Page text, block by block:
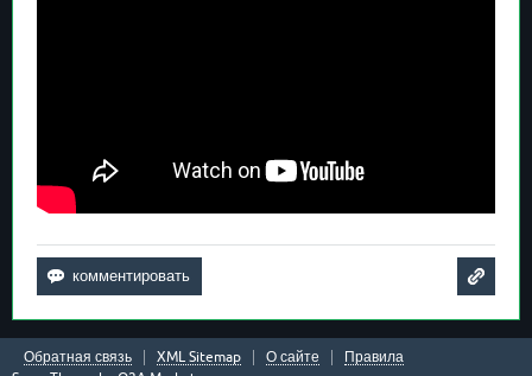
Обратная связь XML Sitemap О сайте
Правила